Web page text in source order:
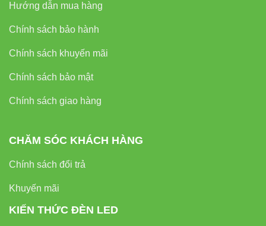
Hướng dẫn mua hàng
Chính sách bảo hành
Chính sách khuyến mãi
Chính sách bảo mật
Chính sách giao hàng
CHĂM SÓC KHÁCH HÀNG
Chính sách đổi trả
Khuyến mãi
KIẾN THỨC ĐÈN LED